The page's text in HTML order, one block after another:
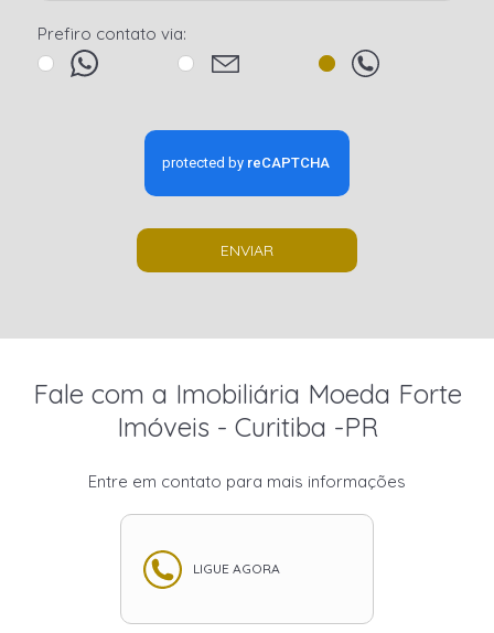
Prefiro contato via:
ENVIAR
Fale com a Imobiliária Moeda Forte
Imóveis - Curitiba -PR
Entre em contato para mais informações
LIGUE AGORA